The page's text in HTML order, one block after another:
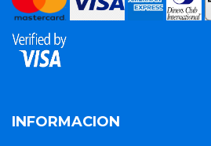
INFORMACION